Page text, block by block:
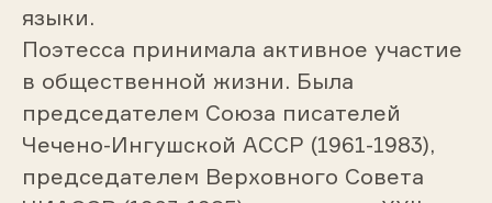
языки.
Поэтесса принимала активное участие
в общественной жизни. Была
председателем Союза писателей
Чечено-Ингушской АССР (1961-1983),
председателем Верховного Совета